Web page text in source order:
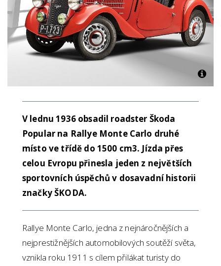
V lednu 1936 obsadil roadster Škoda
Popular na Rallye Monte Carlo druhé
místo ve třídě do 1500 cm3. Jízda přes
celou Evropu přinesla jeden z největších
sportovních úspěchů v dosavadní historii
značky ŠKODA.
Rallye Monte Carlo, jedna z nejnáročnějších a
nejprestižnějších automobilových soutěží světa,
vznikla roku 1911 s cílem přilákat turisty do